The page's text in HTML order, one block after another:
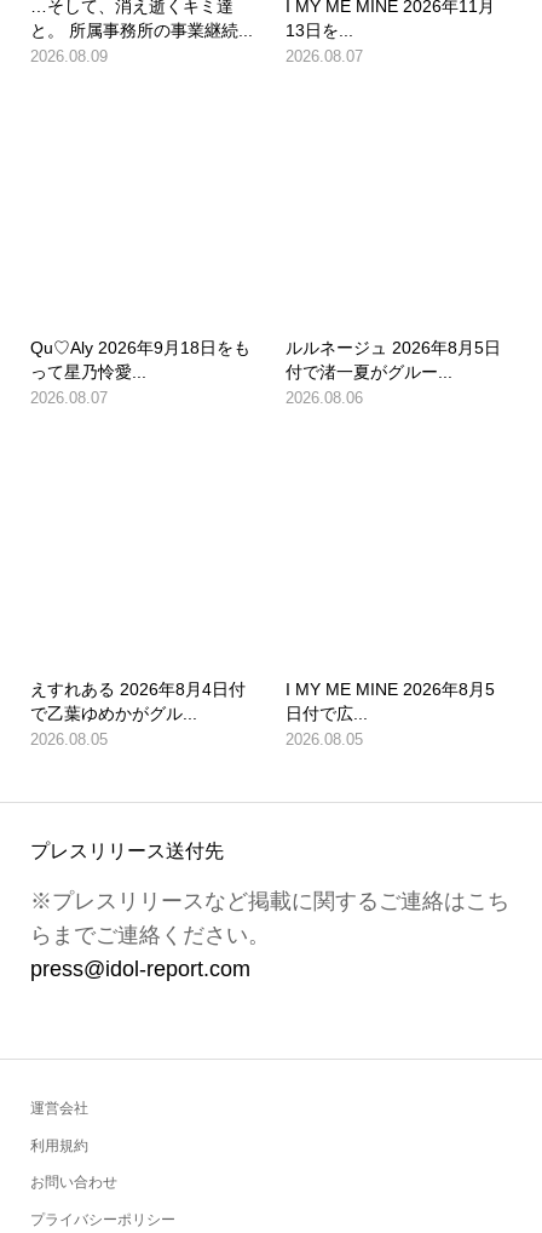
…そして、消え逝くキミ達
と。 所属事務所の事業継続...
2026.08.09
I MY ME MINE 2026年11月
13日を...
2026.08.07
Qu♡Aly 2026年9月18日をも
って星乃怜愛...
2026.08.07
ルルネージュ 2026年8月5日
付で渚一夏がグルー...
2026.08.06
えすれある 2026年8月4日付
で乙葉ゆめかがグル...
2026.08.05
I MY ME MINE 2026年8月5
日付で広...
2026.08.05
プレスリリース送付先
※プレスリリースなど掲載に関するご連絡はこち
らまでご連絡ください。
press@idol-report.com
運営会社
利用規約
お問い合わせ
プライバシーポリシー